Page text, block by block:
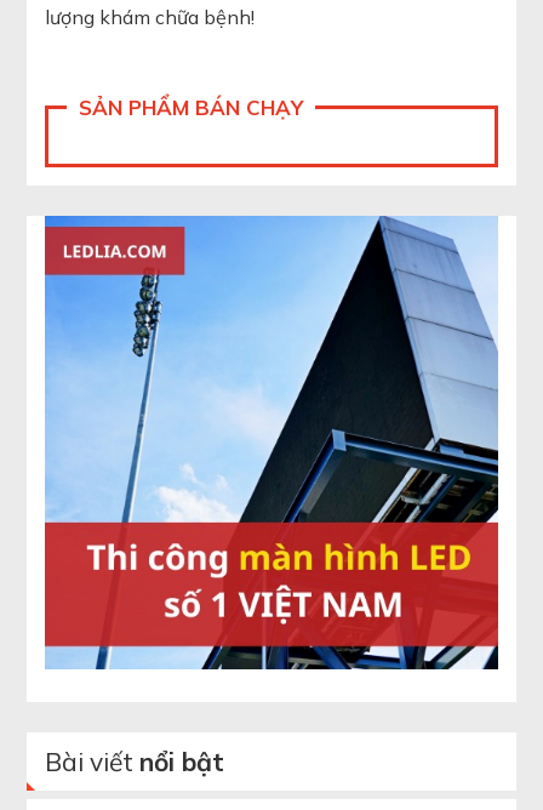
lượng khám chữa bệnh!
SẢN PHẨM BÁN CHẠY
Bài viết nổi bật